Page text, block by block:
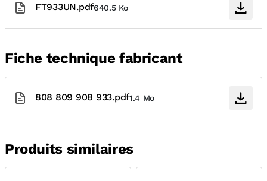
FT933UN.pdf640.5 Ko
Fiche technique fabricant
808 809 908 933.pdf1.4 Mo
Produits similaires